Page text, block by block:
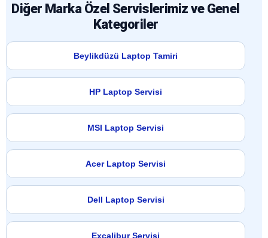
Diğer Marka Özel Servislerimiz ve Genel
Kategoriler
Beylikdüzü Laptop Tamiri
HP Laptop Servisi
MSI Laptop Servisi
Acer Laptop Servisi
Dell Laptop Servisi
Excalibur Servisi